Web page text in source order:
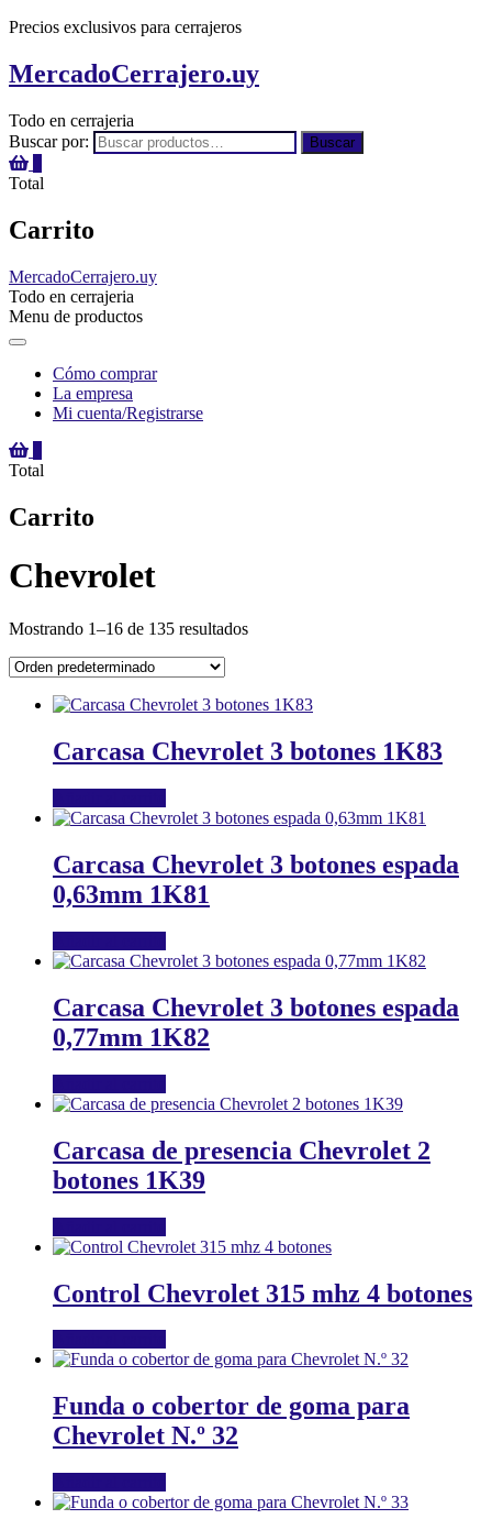
Precios exclusivos para cerrajeros
MercadoCerrajero.uy
Todo en cerrajeria
Buscar por:
Buscar
Total
Carrito
MercadoCerrajero.uy
Todo en cerrajeria
Menu de productos
Cómo comprar
La empresa
Mi cuenta/Registrarse
Total
Carrito
Chevrolet
Mostrando 1–16 de 135 resultados
Carcasa Chevrolet 3 botones 1K83
Carcasa Chevrolet 3 botones espada
0,63mm 1K81
Carcasa Chevrolet 3 botones espada
0,77mm 1K82
Carcasa de presencia Chevrolet 2
botones 1K39
Control Chevrolet 315 mhz 4 botones
Funda o cobertor de goma para
Chevrolet N.º 32